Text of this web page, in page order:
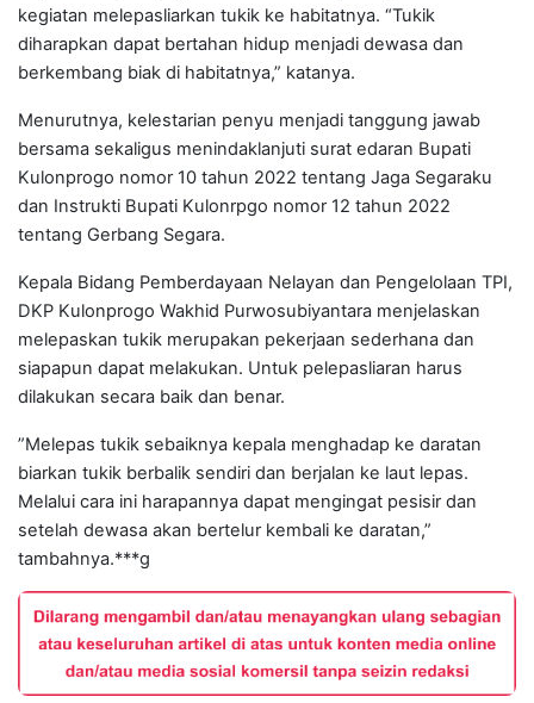
kegiatan melepasliarkan tukik ke habitatnya. “Tukik
diharapkan dapat bertahan hidup menjadi dewasa dan
berkembang biak di habitatnya,” katanya.
Menurutnya, kelestarian penyu menjadi tanggung jawab
bersama sekaligus menindaklanjuti surat edaran Bupati
Kulonprogo nomor 10 tahun 2022 tentang Jaga Segaraku
dan Instrukti Bupati Kulonrpgo nomor 12 tahun 2022
tentang Gerbang Segara.
Kepala Bidang Pemberdayaan Nelayan dan Pengelolaan TPI,
DKP Kulonprogo Wakhid Purwosubiyantara menjelaskan
melepaskan tukik merupakan pekerjaan sederhana dan
siapapun dapat melakukan. Untuk pelepasliaran harus
dilakukan secara baik dan benar.
”Melepas tukik sebaiknya kepala menghadap ke daratan
biarkan tukik berbalik sendiri dan berjalan ke laut lepas.
Melalui cara ini harapannya dapat mengingat pesisir dan
setelah dewasa akan bertelur kembali ke daratan,”
tambahnya.***g